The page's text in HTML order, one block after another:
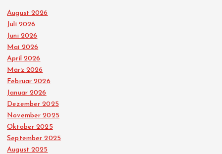
August 2026
Juli 2026
Juni 2026
Mai 2026
April 2026
März 2026
Februar 2026
Januar 2026
Dezember 2025
November 2025
Oktober 2025
September 2025
August 2025